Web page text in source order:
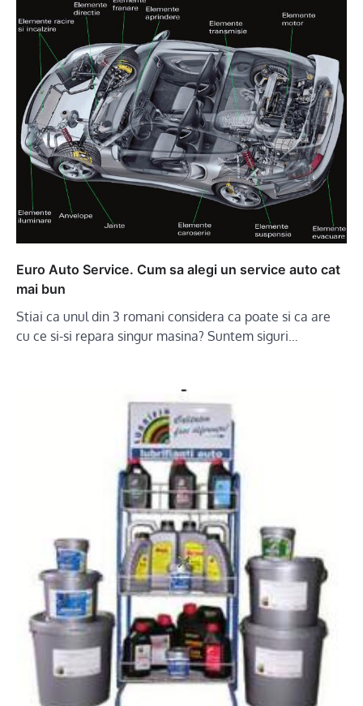
Euro Auto Service. Cum sa alegi un service auto cat
mai bun
Stiai ca unul din 3 romani considera ca poate si ca are
cu ce si-si repara singur masina? Suntem siguri…